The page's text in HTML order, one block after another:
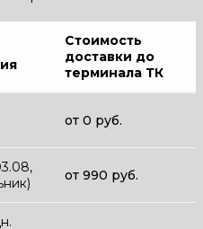
Стоимость
доставки до
терминала ТК
от 0 руб.
от 990 руб.